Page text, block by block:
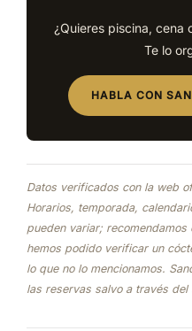
¿Quieres piscina, cena
Te lo
HABLA CON
Datos verificados con la web
Horarios, temporada,
pueden variar;
hemos podido verificar un
lo que no lo mencionamos.
las reservas salvo a través